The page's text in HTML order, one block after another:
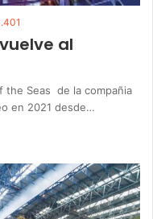
al
the Seas de la compañia
en 2021 desde…